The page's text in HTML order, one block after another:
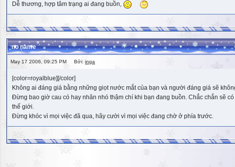
Dễ thương, hợp tâm trạng ai đang buồn,
no name
May 17 2006, 09:25 PM Bởi: inga
[color=royalblue][/color]
Không ai đáng giá bằng những giọt nước mắt của bạn và người đáng giá sẽ
Đừng bao giờ cau có hay nhăn nhó thậm chí khi bạn đang buồn. Chắc chắn sẽ
thế giới.
Đừng khóc vì mọi việc đã qua, hãy cười vì mọi việc đang chờ ở phía trước.